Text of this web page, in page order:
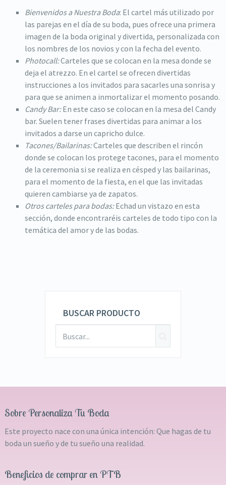
Bienvenidos a Nuestra Boda: El cartel más utilizado por
las parejas en el día de su boda, pues ofrece una primera
imagen de la boda original y divertida, personalizada con
los nombres de los novios y con la fecha del evento.
Photocall:Carteles que se colocan en la mesa donde se
deja el atrezzo. En el cartel se ofrecen divertidas
instrucciones a los invitados para sacarles una sonrisa y
para que se animen a inmortalizar el momento posando.
Candy Bar:En este caso se colocan en la mesa del Candy
bar. Suelen tener frases divertidas para animar a los
invitados a darse un capricho dulce.
Tacones/Bailarinas:Carteles que describen el rincón
donde se colocan los protege tacones, para el momento
de la ceremonia si se realiza en césped y las bailarinas,
para el momento de la fiesta, en el que las invitadas
quieren cambiarse ya de zapatos.
Otros carteles para bodas:Echad un vistazo en esta
sección, donde encontraréis carteles de todo tipo con la
temática del amor y de las bodas.
BUSCAR PRODUCTO
Sobre Personaliza Tu Boda
Este proyecto nace con una única intención: Que hagas de tu
boda un sueño y de tu sueño una realidad.
Beneficios de comprar en PTB